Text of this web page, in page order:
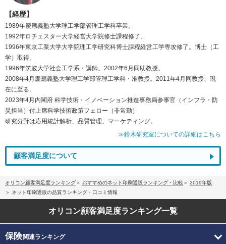
【経歴】
1989年慶應義塾大学理工学部管理工学科卒業。
1992年ロチェスター大学経営大学院修士課程修了。
1996年東京工業大学大学院理工学研究科博士課程経営工学専攻修了。博士（工
学）取得。
1996年筑波大学社会工学系・講師。2002年6月同助教授。
2008年4月慶應義塾大学理工学部管理工学科・准教授。2011年4月同教授、現
在に至る。
2023年4月内閣府 科学技術・イノベーション推進事務局参事官（インフラ・防
災担当）付上席科学技術政策フェロー（非常勤）
研究分野は応用統計解析、品質管理、マーケティング。
≫鈴木研究室についての詳細はこちら
顧客満足度について
オリコン顧客満足度ランキング おすすめのネット印刷通販ランキング・比較
2019年版
ネット印刷通販の品質ランキング・口コミ情報
オリコン顧客満足度ランキング一覧
保険関連ランキング